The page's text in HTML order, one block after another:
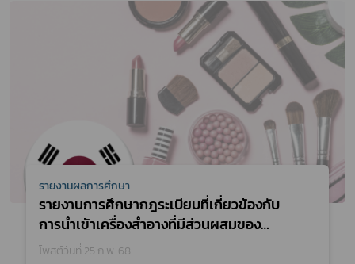
รายงานผลการศึกษา
รายงานการศึกษากฎระเบียบที่เกี่ยวข้องกับ
การนำเข้าเครื่องสำอางที่มีส่วนผสมของ
สมุนไพรไปยังประเทศเกาหลีใต้ ประจำ
โพสต์วันที่ 25 ก.พ. 68